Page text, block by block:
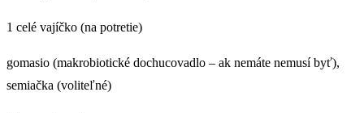
1 celé vajíčko (na potretie)
gomasio (makrobiotické dochucovadlo – ak nemáte nemusí byť),
semiačka (voliteľné)